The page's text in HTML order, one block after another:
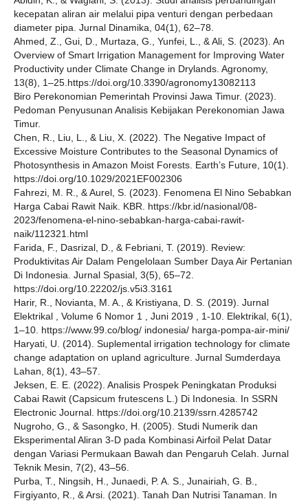
kecepatan aliran air melalui pipa venturi dengan perbedaan
diameter pipa. Jurnal Dinamika, 04(1), 62–78.
Ahmed, Z., Gui, D., Murtaza, G., Yunfei, L., & Ali, S. (2023). An
Overview of Smart Irrigation Management for Improving Water
Productivity under Climate Change in Drylands. Agronomy,
13(8), 1–25.https://doi.org/10.3390/agronomy13082113
Biro Perekonomian Pemerintah Provinsi Jawa Timur. (2023).
Pedoman Penyusunan Analisis Kebijakan Perekonomian Jawa
Timur.
Chen, R., Liu, L., & Liu, X. (2022). The Negative Impact of
Excessive Moisture Contributes to the Seasonal Dynamics of
Photosynthesis in Amazon Moist Forests. Earth’s Future, 10(1).
https://doi.org/10.1029/2021EF002306
Fahrezi, M. R., & Aurel, S. (2023). Fenomena El Nino Sebabkan
Harga Cabai Rawit Naik. KBR. https://kbr.id/nasional/08-
2023/fenomena-el-nino-sebabkan-harga-cabai-rawit-
naik/112321.html
Farida, F., Dasrizal, D., & Febriani, T. (2019). Review:
Produktivitas Air Dalam Pengelolaan Sumber Daya Air Pertanian
Di Indonesia. Jurnal Spasial, 3(5), 65–72.
https://doi.org/10.22202/js.v5i3.3161
Harir, R., Novianta, M. A., & Kristiyana, D. S. (2019). Jurnal
Elektrikal , Volume 6 Nomor 1 , Juni 2019 , 1-10. Elektrikal, 6(1),
1–10. https://www.99.co/blog/ indonesia/ harga-pompa-air-mini/
Haryati, U. (2014). Suplemental irrigation technology for climate
change adaptation on upland agriculture. Jurnal Sumderdaya
Lahan, 8(1), 43–57.
Jeksen, E. E. (2022). Analisis Prospek Peningkatan Produksi
Cabai Rawit (Capsicum frutescens L.) Di Indonesia. In SSRN
Electronic Journal. https://doi.org/10.2139/ssrn.4285742
Nugroho, G., & Sasongko, H. (2005). Studi Numerik dan
Eksperimental Aliran 3-D pada Kombinasi Airfoil Pelat Datar
dengan Variasi Permukaan Bawah dan Pengaruh Celah. Jurnal
Teknik Mesin, 7(2), 43–56.
Purba, T., Ningsih, H., Junaedi, P. A. S., Junairiah, G. B.,
Firgiyanto, R., & Arsi. (2021). Tanah Dan Nutrisi Tanaman. In